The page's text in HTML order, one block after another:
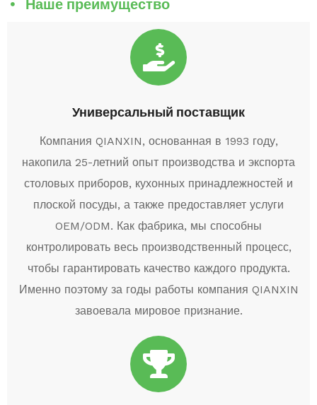
Наше преимущество
Универсальный поставщик
Компания QIANXIN, основанная в 1993 году,
накопила 25-летний опыт производства и экспорта
столовых приборов, кухонных принадлежностей и
плоской посуды, а также предоставляет услуги
OEM/ODM. Как фабрика, мы способны
контролировать весь производственный процесс,
чтобы гарантировать качество каждого продукта.
Именно поэтому за годы работы компания QIANXIN
завоевала мировое признание.